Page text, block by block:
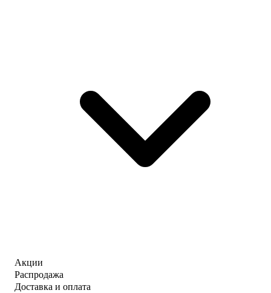
Акции
Распродажа
Доставка и оплата